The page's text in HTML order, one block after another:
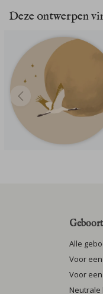
Deze ontwerpen
Alle
Voor
Voor
Neutrale